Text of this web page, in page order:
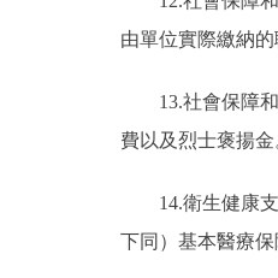
由單位實際繳納的
13.社會保障
費以及烈士褒揚金
14.衛生健康
下同）基本醫療